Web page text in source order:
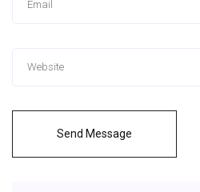
Send Message